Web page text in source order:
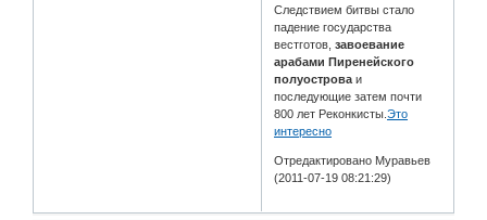
Следствием битвы стало
падение государства
вестготов,завоевание
арабами Пиренейского
полуострова и
последующие затем почти
800 лет Реконкисты.Это
интересно
Отредактировано Муравьев
(2011-07-19 08:21:29)